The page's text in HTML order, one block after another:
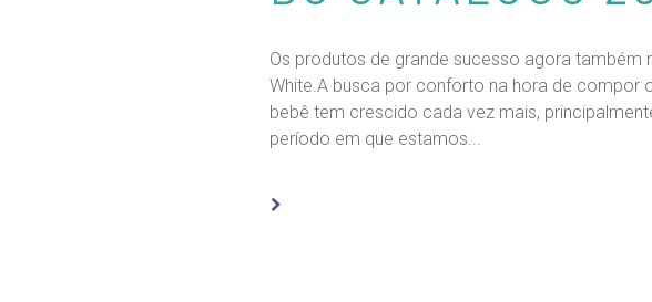
Os produtos de grande sucesso agora também
White.A busca por conforto na hora de compor
bebê tem crescido cada vez mais,
período em que estamos...